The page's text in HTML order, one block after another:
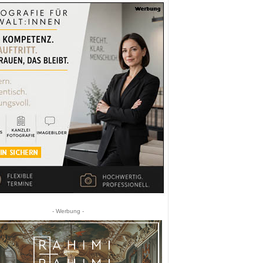
- Werbung -